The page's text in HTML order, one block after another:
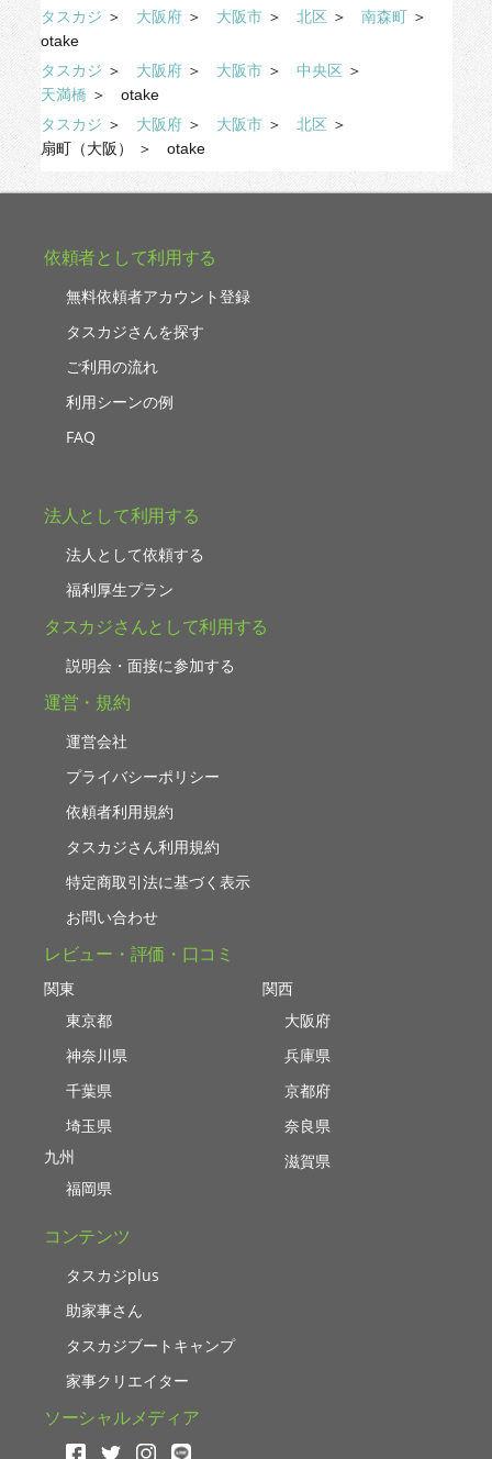
タスカジ ＞ 大阪府 ＞ 大阪市 ＞ 北区 ＞ 南森町 ＞
otake
タスカジ ＞ 大阪府 ＞ 大阪市 ＞ 中央区 ＞
天満橋 ＞
otake
タスカジ ＞ 大阪府 ＞ 大阪市 ＞ 北区 ＞
扇町（大阪）
＞ otake
依頼者として利用する
無料依頼者アカウント登録
タスカジさんを探す
ご利用の流れ
利用シーンの例
FAQ
法人として利用する
法人として依頼する
福利厚生プラン
タスカジさんとして利用する
説明会・面接に参加する
運営・規約
運営会社
プライバシーポリシー
依頼者利用規約
タスカジさん利用規約
特定商取引法に基づく表示
お問い合わせ
レビュー・評価・口コミ
関東
東京都
神奈川県
千葉県
埼玉県
九州
福岡県
関西
大阪府
兵庫県
京都府
奈良県
滋賀県
コンテンツ
タスカジplus
助家事さん
タスカジブートキャンプ
家事クリエイター
ソーシャルメディア